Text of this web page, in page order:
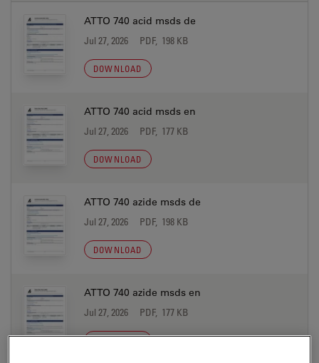
ATTO 740 acid msds de
Jul 27, 2026 PDF, 198 KB
DOWNLOAD
ATTO 740 acid msds en
Jul 27, 2026 PDF, 177 KB
DOWNLOAD
ATTO 740 azide msds de
Jul 27, 2026 PDF, 198 KB
DOWNLOAD
ATTO 740 azide msds en
Jul 27, 2026 PDF, 177 KB
DOWNLOAD